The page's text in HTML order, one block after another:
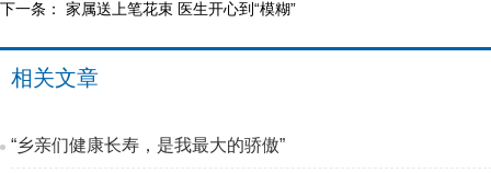
下一条： 家属送上笔花束 医生开心到“模糊”
相关文章
“乡亲们健康长寿，是我最大的骄傲”